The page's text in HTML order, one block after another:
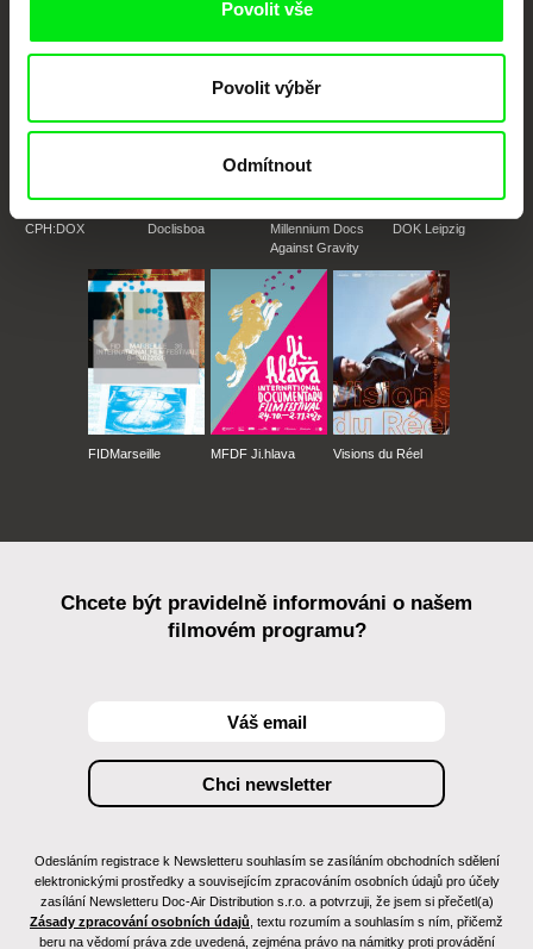
Povolit vše
Povolit výběr
Odmítnout
CPH:DOX Doclisboa
Millennium Docs
Against Gravity
DOK Leipzig
FIDMarseille MFDF Ji.hlava Visions du Réel
Chcete být pravidelně informováni o našem
filmovém programu?
Odesláním registrace k Newsletteru souhlasím se zasíláním obchodních sdělení
elektronickými prostředky a souvisejícím zpracováním osobních údajů pro účely
zasílání Newsletteru Doc-Air Distribution s.r.o. a potvrzuji, že jsem si přečetl(a)
Zásady zpracování osobních údajů , textu rozumím a souhlasím s ním, přičemž
beru na vědomí práva zde uvedená, zejména právo na námitky proti provádění